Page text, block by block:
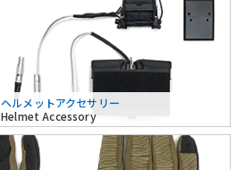
ヘルメットアクセサリー
Helmet Accessory